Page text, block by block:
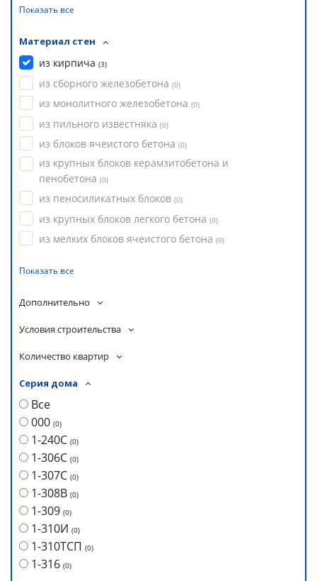
Показать все
Материал стен
из кирпича (3)
из сборного железобетона (0)
из монолитного железобетона (0)
из пильного известняка (0)
из блоков ячеистого бетона (0)
из крупных блоков керамзитобетона и
пенобетона (0)
из пеносиликатных блоков (0)
из крупных блоков легкого бетона (0)
из мелких блоков ячеистого бетона (0)
Показать все
Дополнительно
Условия строительства
Количество квартир
Серия дома
Все
000 (0)
1-240С (0)
1-306С (0)
1-307С (0)
1-308В (0)
1-309 (0)
1-310И (0)
1-310ТСП (0)
1-316 (0)